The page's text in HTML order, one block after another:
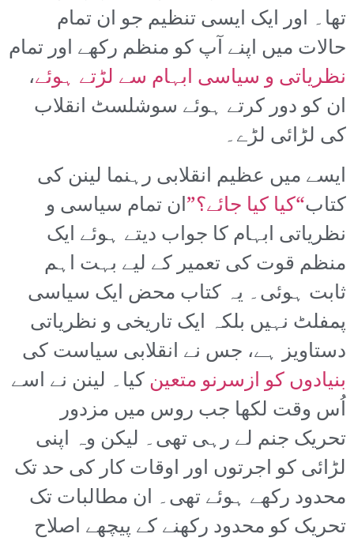
تھا۔ اور ایک ایسی تنظیم جو ان تمام
حالات میں اپنے آپ کو منظم رکھے اور تمام
نظریاتی و سیاسی ابہام سے لڑتے ہوئے،
ان کو دور کرتے ہوئے سوشلسٹ انقلاب
کی لڑائی لڑے۔
ایسے میں عظیم انقلابی رہنما لینن کی
کتاب“کیا کیا جائے؟”ان تمام سیاسی و
نظریاتی ابہام کا جواب دیتے ہوئے ایک
منظم قوت کی تعمیر کے لیے بہت اہم
ثابت ہوئی۔ یہ کتاب محض ایک سیاسی
پمفلٹ نہیں بلکہ ایک تاریخی و نظریاتی
دستاویز ہے، جس نے انقلابی سیاست کی
بنیادوں کو ازسرنو متعینکیا۔ لینن نے اسے
اُس وقت لکھا جب روس میں مزدور
تحریک جنم لے رہی تھی۔ لیکن وہ اپنی
لڑائی کو اجرتوں اور اوقات کار کی حد تک
محدود رکھے ہوئے تھی۔ ان مطالبات تک
تحریک کو محدود رکھنے کے پیچھے اصلاح